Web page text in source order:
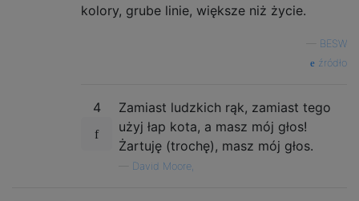
kolory, grube linie, większe niż życie.
BESW
źródło
4
Zamiast ludzkich rąk, zamiast tego
użyj łap kota, a masz mój głos!
Żartuję (trochę), masz mój głos.
David Moore,